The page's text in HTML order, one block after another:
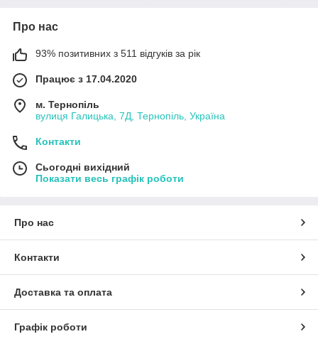
Про нас
93% позитивних з 511 відгуків за рік
Працює з 17.04.2020
м. Тернопіль
вулиця Галицька, 7Д, Тернопіль, Україна
Контакти
Сьогодні вихідний
Показати весь графік роботи
Про нас
Контакти
Доставка та оплата
Графік роботи